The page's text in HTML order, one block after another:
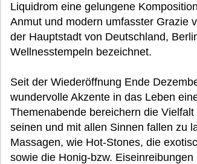
Liquidrom eine gelungene
Anmut und modern umfasster Grazie
der Hauptstadt von Deutschland,
Wellnesstempeln bezeichnet.
Seit der Wiederöffnung Ende
wundervolle Akzente in das Leben
Themenabende bereichern die
seinen und mit allen Sinnen fallen zu
Massagen, wie Hot-Stones, die
sowie die Honig-bzw.